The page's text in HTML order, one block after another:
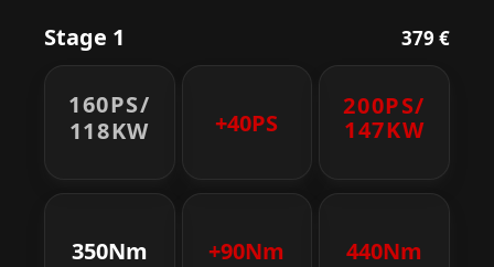
Stage 1 379 €
160PS/
118KW
+40PS
200PS/
147KW
350Nm +90Nm 440Nm